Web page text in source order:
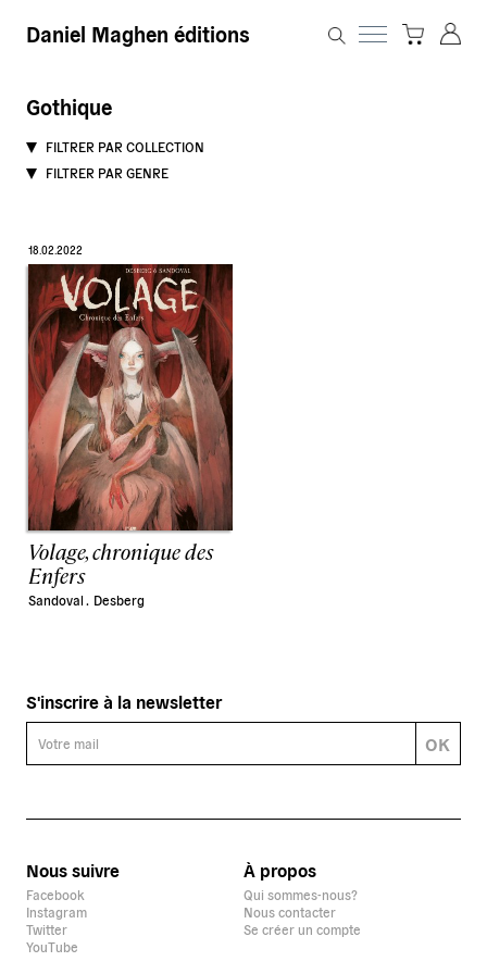
Daniel Maghen éditions
Gothique
FILTRER PAR COLLECTION
FILTRER PAR GENRE
18.02.2022
Volage, chronique des
Enfers
Sandoval . Desberg
Nous suivre
Facebook
Instagram
Twitter
YouTube
À propos
Qui sommes-nous?
Nous contacter
Se créer un compte
S'inscrire à la newsletter
OK